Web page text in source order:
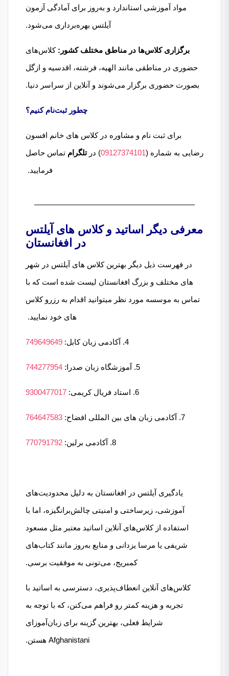
مواد آموزشی استاندارد و به‌روز برای آمادگی آزمون
آیلتس بهره‌برداری می‌شود.​
برگزاری کلاس‌ها در مناطق مختلف کشور: کلاس‌های
حضوری در مناطقی مانند الهیه، فرشته، اقدسیه و ازگل
بصورت حضوری برگزار می‌شوند و آنلاین از سراسر دنیا.​
چطور ثبت‌نام کنیم؟
برای ثبت نام و مشاوره در کلاس های خانم افسون
رضایی به شماره (09127374101) درتلگرام تماس حاصل
فرمایید.
معرفی دیگر اساتید و کلاس های آیلتس
در افغانستان
در فهرست ذیل دیگر بهترین کلاس های آیلتس در شهر
های مختلف و بزرگ افغانستان لیست شده است که با
تماس به موسسه مورد نظر میتوانید اقدام به رزرو کلاس
های خود نمایید.
4. آکادمی زبان کابل: 749649649
5. آموزشگاه زبان صدرا: 744277954
6. استاد فریال کریمی: 9300477017
7. آکادمی زبان های بین المللی افضاح: 764647583
8. آکادمی برلین: 770791792
یادگیری آیلتس در افغانستان به دلیل محدودیت‌های
آموزشی، زیرساختی و امنیتی چالش‌برانگیزه، اما با
استفاده از کلاس‌های آنلاین اساتید معتبر مثل مسعود
شریفی یا مرسا یزدانی و منابع به‌روز مانند کتاب‌های
کمبریج، می‌تونی به موفقیت برسی.
کلاس‌های آنلاین انعطاف‌پذیری، دسترسی به اساتید با
تجربه و هزینه کمتر رو فراهم می‌کنن، که با توجه به
شرایط فعلی، بهترین گزینه برای زبان‌آموزای
Afghanistani هستن.